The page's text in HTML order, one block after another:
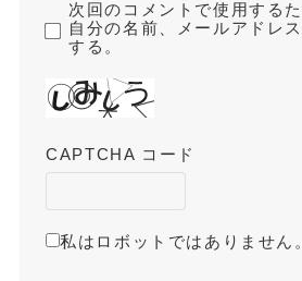
次回のコメントで使用する
自分の名前、メールアドレ
する。
CAPTCHA コード
私はロボットではありません